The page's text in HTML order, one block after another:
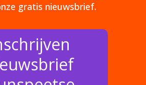
gratis nieuwsbrief.